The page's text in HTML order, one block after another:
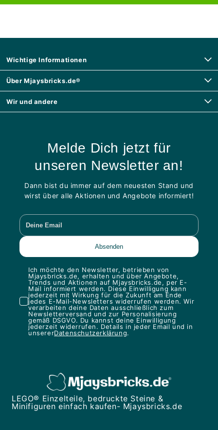
Wichtige Informationen
Über Mjaysbricks.de®
Wir und andere
Melde Dich jetzt für
unseren Newsletter an!
Dann bist du immer auf dem neuesten Stand und
wirst über alle Aktionen und Angebote informiert!
Ich möchte den Newsletter, betrieben von
Mjaysbricks.de, erhalten und über Angebote,
Trends und Aktionen auf Mjaysbricks.de, per E-
Mail informiert werden. Diese Einwilligung kann
jederzeit mit Wirkung für die Zukunft am Ende
jedes E-Mail-Newsletters widerrufen werden. Wir
verarbeiten deine Daten ausschließlich zum
Newsletterversand und zur Personalisierung
gemäß DSGVO. Du kannst deine Einwilligung
jederzeit widerrufen. Details in jeder Email und in
unsererDatenschutzerklärung.
LEGO® Einzelteile, bedruckte Steine &
Minifiguren einfach kaufen- Mjaysbricks.de